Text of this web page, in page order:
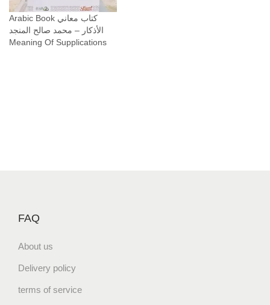
Arabic Book كتاب معاني
الأذكار – محمد صالح المنجد
Meaning Of Supplications
FAQ
About us
Delivery policy
terms of service